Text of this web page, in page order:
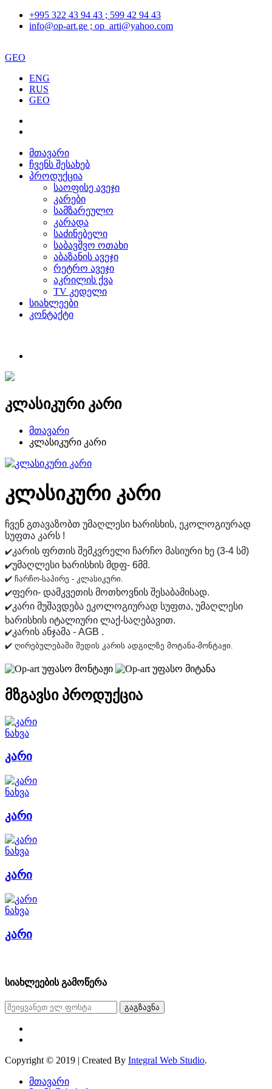
+995 322 43 94 43 ; 599 42 94 43
info@op-art.ge ; op_arti@yahoo.com
GEO
ENG
RUS
GEO
მთავარი
ჩვენს შესახებ
პროდუქცია
საოფისე ავეჯი
კარები
სამზარეულო
კარადა
საძინებელი
საბავშვო ოთახი
აბაზანის ავეჯი
რეტრო ავეჯი
აკრილის ქვა
TV კედელი
სიახლეები
კონტაქტი
კლასიკური კარი
მთავარი
კლასიკური კარი
კლასიკური კარი
ჩვენ გთავაზობთ უმაღლესი ხარისხის, ეკოლოგიურად
სუფთა კარს !
✔️კარის ფრთის შემკვრელი ჩარჩო მასიური ხე (3-4 სმ)
✔️უმაღლესი ხარისხის მდფ- 6მმ.
✔️ ჩარჩო-საპირე - კლასიკური.
✔️ფერი- დამკვეთის მოთხოვნის შესაბამისად.
✔️კარი მუშავდება ეკოლოგიურად სუფთა, უმაღლესი
ხარისხის იტალიური ლაქ-საღებავით.
✔️კარის ანჯამა - AGB .
✔️ ღირებულებაში შედის კარის ადგილზე მოტანა-მონტაჟი.
უფასო მონტაჟი უფასო მიტანა
მზგავსი პროდუქცია
ნახვა
კარი
ნახვა
კარი
ნახვა
კარი
ნახვა
კარი
სიახლეების გამოწერა
გაგზავნა
Copyright © 2019 | Created By Integral Web Studio.
მთავარი